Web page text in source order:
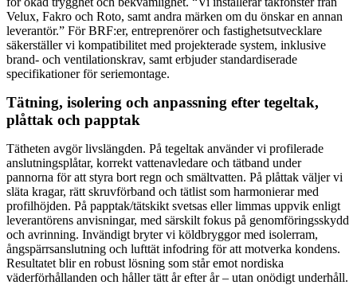
Velux, Fakro och Roto, samt andra märken om du önskar en annan
leverantör.” För BRF:er, entreprenörer och fastighetsutvecklare
säkerställer vi kompatibilitet med projekterade system, inklusive
brand- och ventilationskrav, samt erbjuder standardiserade
specifikationer för seriemontage.
Tätning, isolering och anpassning efter tegeltak,
plåttak och papptak
Tätheten avgör livslängden. På tegeltak använder vi profilerade
anslutningsplåtar, korrekt vattenavledare och tätband under
pannorna för att styra bort regn och smältvatten. På plåttak väljer vi
släta kragar, rätt skruvförband och tätlist som harmonierar med
profilhöjden. På papptak/tätskikt svetsas eller limmas uppvik enligt
leverantörens anvisningar, med särskilt fokus på genomföringsskydd
och avrinning. Invändigt bryter vi köldbryggor med isolerram,
ångspärrsanslutning och lufttät infodring för att motverka kondens.
Resultatet blir en robust lösning som står emot nordiska
väderförhållanden och håller tätt år efter år – utan onödigt underhåll.